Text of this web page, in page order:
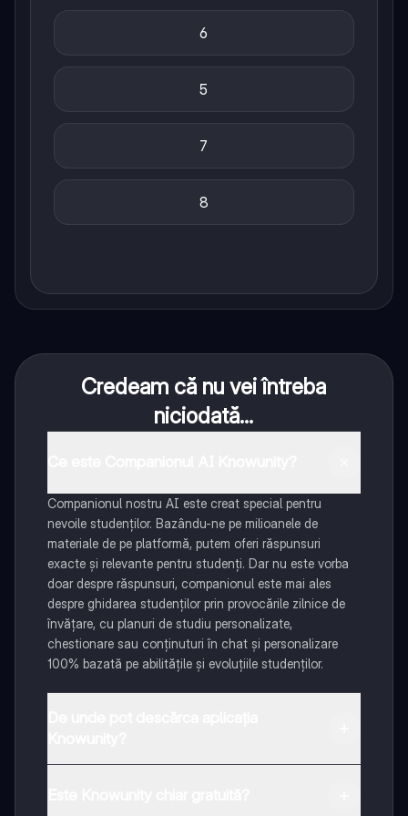
6
5
7
8
Credeam că nu vei întreba
niciodată...
Companionul nostru AI este creat special pentru
nevoile studenților. Bazându-ne pe milioanele de
materiale de pe platformă, putem oferi răspunsuri
exacte și relevante pentru studenți. Dar nu este vorba
doar despre răspunsuri, companionul este mai ales
despre ghidarea studenților prin provocările zilnice de
învățare, cu planuri de studiu personalizate,
chestionare sau conținuturi în chat și personalizare
100% bazată pe abilitățile și evoluțiile studenților.